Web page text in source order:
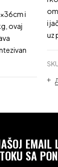
i
ovaj
i
uz
TOKU SA